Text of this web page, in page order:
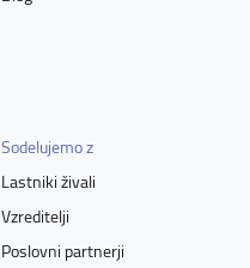
Sodelujemo z
Lastniki živali
Vzreditelji
Poslovni partnerji